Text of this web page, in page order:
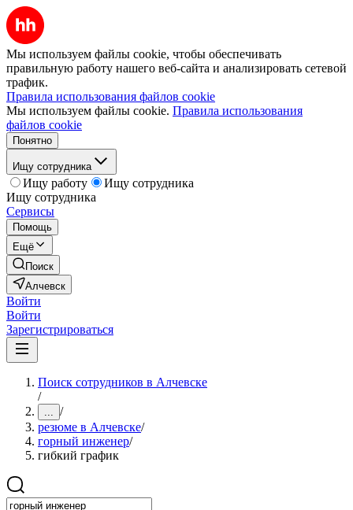
Мы используем файлы cookie, чтобы обеспечивать
правильную работу нашего веб-сайта и анализировать сетевой
трафик.
Правила использования файлов cookie
Мы используем файлы cookie. Правила использования
файлов cookie
Понятно
Ищу сотрудника
Ищу работу
Ищу сотрудника
Ищу сотрудника
Сервисы
Помощь
Ещё
Поиск
Алчевск
Войти
Войти
Зарегистрироваться
Поиск сотрудников в Алчевске
/
... /
резюме в Алчевске/
горный инженер/
гибкий график